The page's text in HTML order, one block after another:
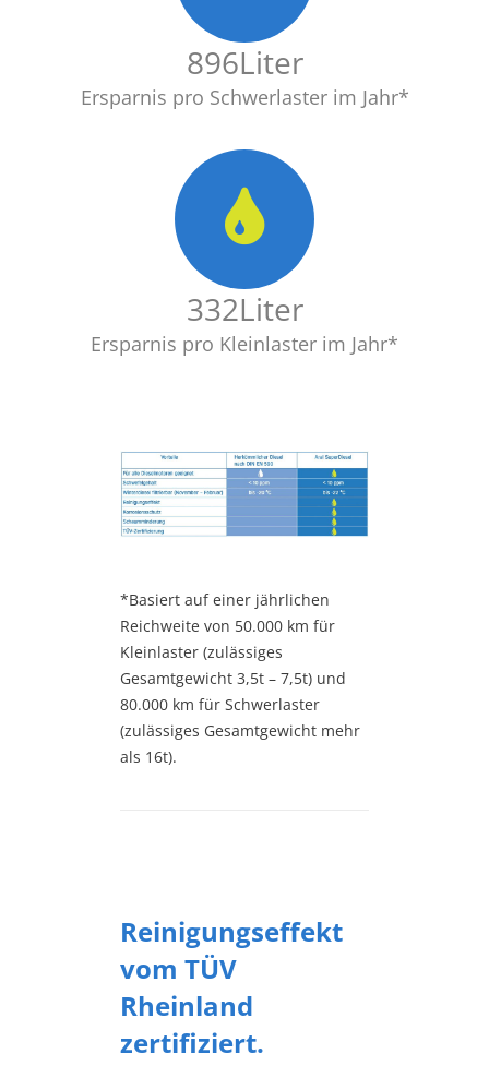
902Liter
Ersparnis pro Schwerlaster im Jahr*
335Liter
Ersparnis pro Kleinlaster im Jahr*
*Basiert auf einer jährlichen
Reichweite von 50.000 km für
Kleinlaster (zulässiges
Gesamtgewicht 3,5t – 7,5t) und
80.000 km für Schwerlaster
(zulässiges Gesamtgewicht mehr
als 16t).
Reinigungseffekt
vom TÜV
Rheinland
zertifiziert.